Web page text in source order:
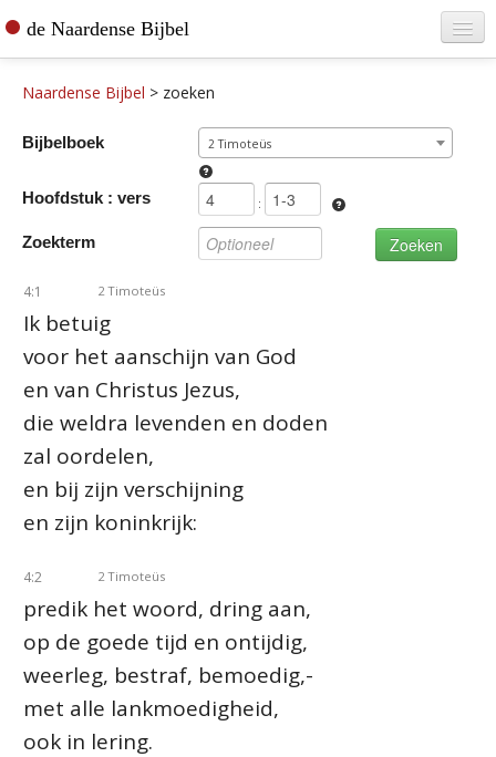
de Naardense Bijbel
De vertaler
Contact
Naardense Bijbel > zoeken
Bijbelboek 2 Timoteüs
Hoofdstuk : vers :
Zoekterm
4:1 2 Timoteüs
Ik betuig
voor het aanschijn van God
en van Christus Jezus,
die weldra levenden en doden
zal oordelen,
en bij zijn verschijning
en zijn koninkrijk:
4:2 2 Timoteüs
predik het woord, dring aan,
op de goede tijd en ontijdig,
weerleg, bestraf, bemoedig,-
met alle lankmoedigheid,
ook in lering.